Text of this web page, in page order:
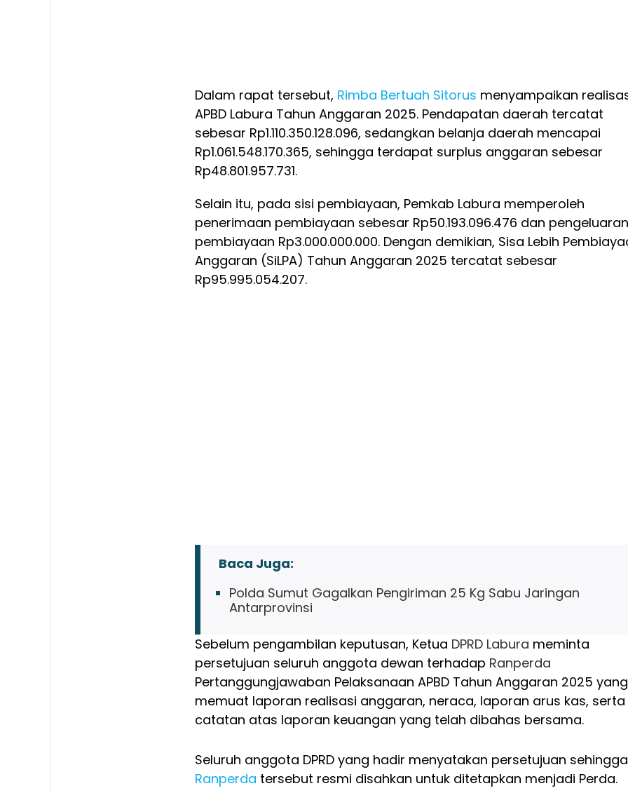
Dalam rapat tersebut, Rimba Bertuah Sitorus menyampaikan
APBD Labura Tahun Anggaran 2025. Pendapatan daerah tercatat
sebesar Rp1.110.350.128.096, sedangkan belanja daerah mencapai
Rp1.061.548.170.365, sehingga terdapat surplus anggaran sebesar
Rp48.801.957.731.
Selain itu, pada sisi pembiayaan, Pemkab Labura memperoleh
penerimaan pembiayaan sebesar Rp50.193.096.476 dan pengeluaran
pembiayaan Rp3.000.000.000. Dengan demikian, Sisa Lebih
Anggaran (SiLPA) Tahun Anggaran 2025 tercatat sebesar
Rp95.995.054.207.
Baca Juga:
Polda Sumut Gagalkan Pengiriman 25 Kg Sabu Jaringan
Antarprovinsi
Sebelum pengambilan keputusan, Ketua DPRD Labura meminta
persetujuan seluruh anggota dewan terhadap Ranperda
Pertanggungjawaban Pelaksanaan APBD Tahun Anggaran 2025 yang
memuat laporan realisasi anggaran, neraca, laporan arus kas, serta
catatan atas laporan keuangan yang telah dibahas bersama.
Seluruh anggota DPRD yang hadir menyatakan persetujuan sehingga
Ranperda tersebut resmi disahkan untuk ditetapkan menjadi Perda.